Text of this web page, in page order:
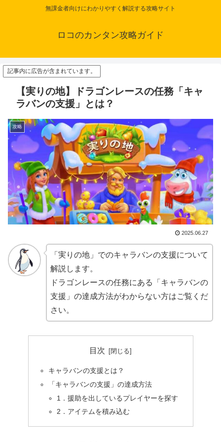
無課金者向けにわかりやすく解説する攻略サイト
ロコのカンタン攻略ガイド
記事内に広告が含まれています。
【実りの地】ドラゴンレースの任務「キャ
ラバンの支援」とは？
攻略
2025.06.27
「実りの地」でのキャラバンの支援について
解説します。
ドラゴンレースの任務にある「キャラバンの
支援」の達成方法がわからない方はご覧くだ
さい。
目次
キャラバンの支援とは？
「キャラバンの支援」の達成方法
1．援助を出しているプレイヤーを探す
2．アイテムを積み込む